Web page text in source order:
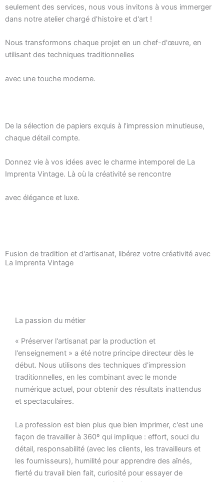
seulement des services, nous vous invitons à vous immerger
dans notre atelier chargé d'histoire et d'art !
Nous transformons chaque projet en un chef-d'œuvre, en
utilisant des techniques traditionnelles
avec une touche moderne.
De la sélection de papiers exquis à l’impression minutieuse,
chaque détail compte.
Donnez vie à vos idées avec le charme intemporel de La
Imprenta Vintage. Là où la créativité se rencontre
avec élégance et luxe.
Fusion de tradition et d'artisanat, libérez votre créativité avec
La Imprenta Vintage
La passion du métier
« Préserver l'artisanat par la production et
l'enseignement » a été notre principe directeur dès le
début. Nous utilisons des techniques d'impression
traditionnelles, en les combinant avec le monde
numérique actuel, pour obtenir des résultats inattendus
et spectaculaires.
La profession est bien plus que bien imprimer, c'est une
façon de travailler à 360º qui implique : effort, souci du
détail, responsabilité (avec les clients, les travailleurs et
les fournisseurs), humilité pour apprendre des aînés,
fierté du travail bien fait, curiosité pour essayer de